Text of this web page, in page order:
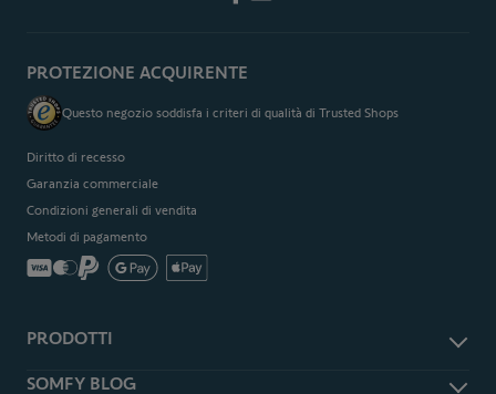
PRODOTTI
Accessori e ricambi
SOMFY BLOG
PROTEZIONE ACQUIRENTE
Questo negozio soddisfa i criteri di qualità di Trusted Shops
Diritto di recesso
Garanzia commerciale
Condizioni generali di vendita
Metodi di pagamento